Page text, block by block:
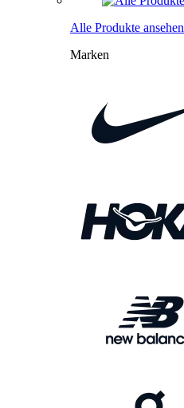
Alle Produkte ansehen
Marken